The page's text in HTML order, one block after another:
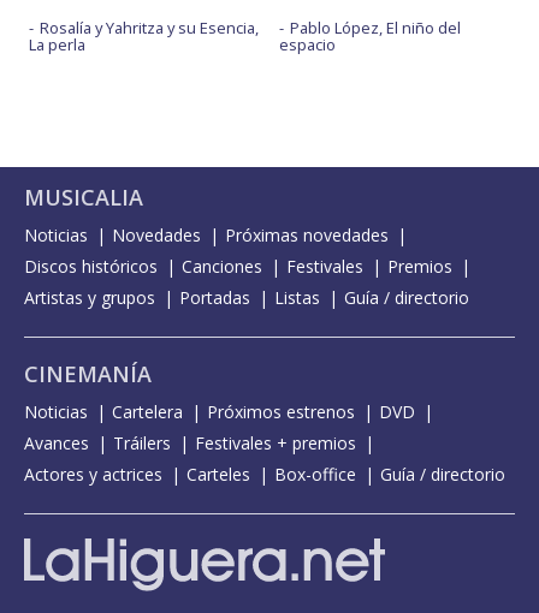
Rosalía y Yahritza y su Esencia,
La perla
Pablo López, El niño del
espacio
MUSICALIA
Noticias Novedades
Próximas novedades
Discos históricos
Canciones Festivales
Premios
Artistas y grupos
Portadas Listas Guía / directorio
CINEMANÍA
Noticias Cartelera Próximos estrenos
DVD
Avances
Tráilers
Festivales + premios
Actores y actrices
Carteles Box-office Guía / directorio